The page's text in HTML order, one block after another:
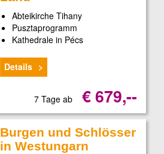
Abteikirche Tihany
Pusztaprogramm
Kathedrale in Pécs
Details
7 Tage ab € 679,--
Burgen und Schlösser
in Westungarn